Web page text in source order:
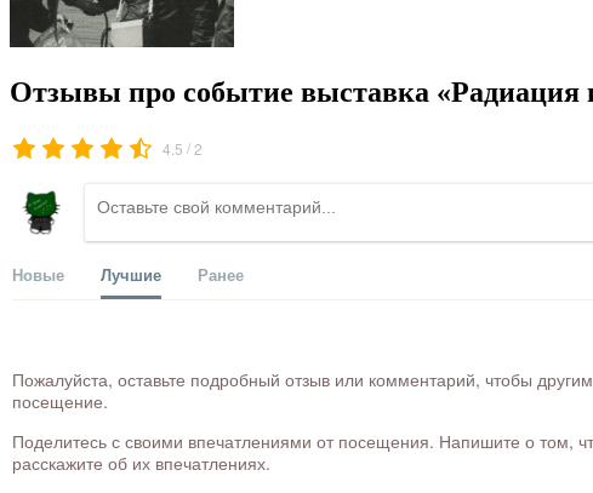
Отзывы про событие выставка «Радиация
4.5 /2
Новые Лучшие Ранее
Пожалуйста, оставьте подробный отзыв или комментарий, чтобы
посещение.
Поделитесь с своими впечатлениями от посещения. Напишите о том,
расскажите об их впечатлениях.